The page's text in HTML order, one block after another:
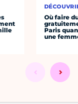
Où faire
Paris
une